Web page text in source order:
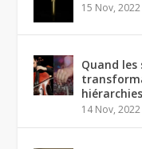
15 Nov, 2022
Quand les
hiérarchies
14 Nov, 2022